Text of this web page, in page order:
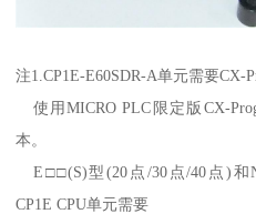
注1.CP1E-E60SDR-A单元需要CX-
使用MICRO PLC限定版CX-
本。
E□□(S)型(20点/30点/40点)和
CP1E CPU单元需要